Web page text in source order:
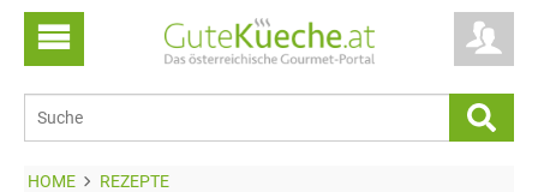
HOME REZEPTE